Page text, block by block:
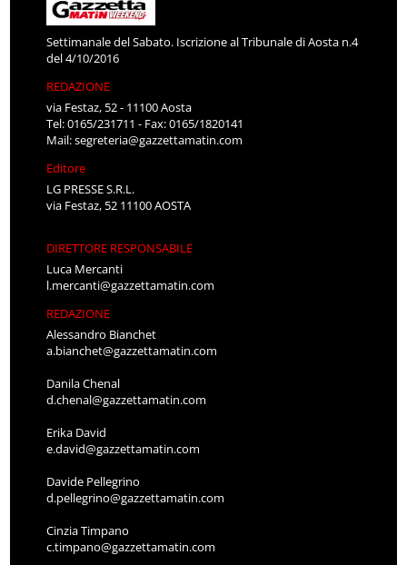
Settimanale del Sabato. Iscrizione al Tribunale di Aosta n.4
del 4/10/2016
REDAZIONE
via Festaz, 52 - 11100 Aosta
Tel: 0165/231711 - Fax: 0165/1820141
Mail:segreteria@gazzettamatin.com
Editore
LG PRESSE S.R.L.
via Festaz, 52 11100 AOSTA
DIRETTORE RESPONSABILE
Luca Mercanti
l.mercanti@gazzettamatin.com
REDAZIONE
Alessandro Bianchet
a.bianchet@gazzettamatin.com
Danila Chenal
d.chenal@gazzettamatin.com
Erika David
e.david@gazzettamatin.com
Davide Pellegrino
d.pellegrino@gazzettamatin.com
Cinzia Timpano
c.timpano@gazzettamatin.com